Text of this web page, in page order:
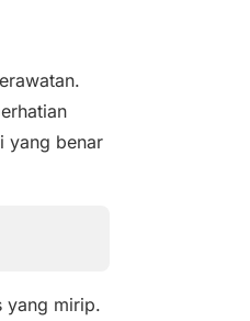
yang benar
yang mirip.